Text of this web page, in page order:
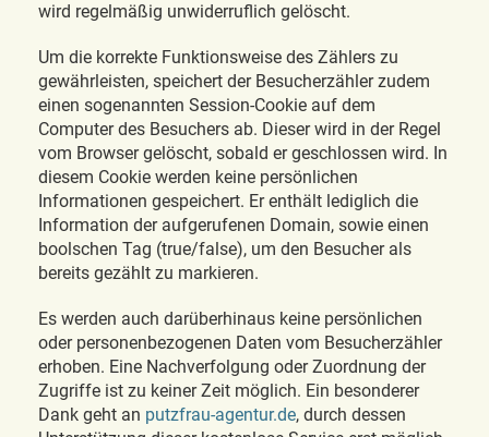
wird regelmäßig unwiderruflich gelöscht.
Um die korrekte Funktionsweise des Zählers zu
gewährleisten, speichert der Besucherzähler zudem
einen sogenannten Session-Cookie auf dem
Computer des Besuchers ab. Dieser wird in der Regel
vom Browser gelöscht, sobald er geschlossen wird. In
diesem Cookie werden keine persönlichen
Informationen gespeichert. Er enthält lediglich die
Information der aufgerufenen Domain, sowie einen
boolschen Tag (true/false), um den Besucher als
bereits gezählt zu markieren.
Es werden auch darüberhinaus keine persönlichen
oder personenbezogenen Daten vom Besucherzähler
erhoben. Eine Nachverfolgung oder Zuordnung der
Zugriffe ist zu keiner Zeit möglich. Ein besonderer
Dank geht an putzfrau-agentur.de, durch dessen